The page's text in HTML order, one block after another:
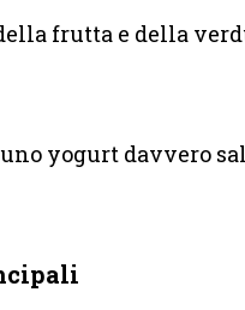
frutta e della
yogurt davvero